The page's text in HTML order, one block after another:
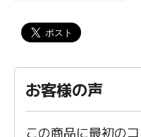
お客様の声
この商品に最初の